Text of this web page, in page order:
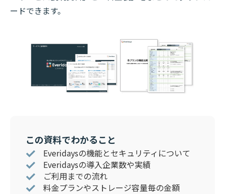
ードできます。
この資料でわかること
Everidaysの機能とセキュリティについて
Everidaysの導入企業数や実績
ご利用までの流れ
料金プランやストレージ容量毎の金額